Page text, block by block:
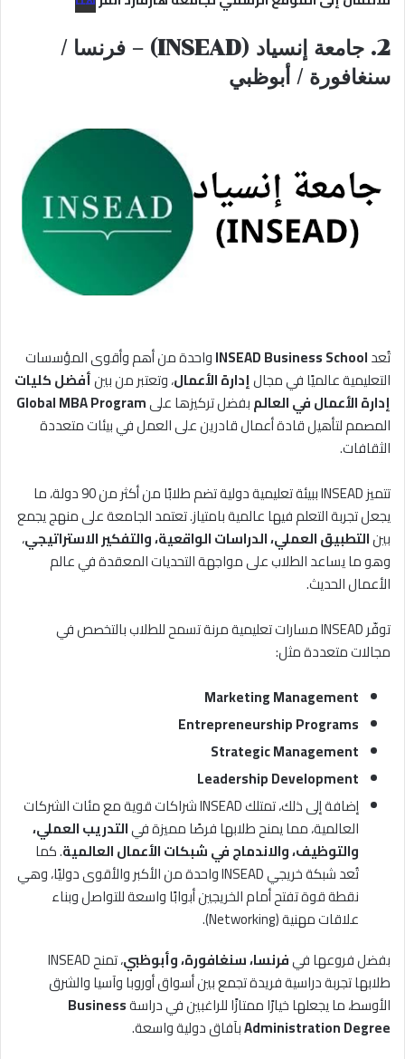
2. جامعة إنسياد (INSEAD) – فرنسا /
سنغافورة / أبوظبي
تُعدINSEAD Business Schoolواحدة من أهم وأقوى المؤسسات
التعليمية عالميًا في مجالإدارة الأعمال، وتعتبر من بينأفضل كليات
إدارة الأعمال في العالمبفضل تركيزها علىGlobal MBA Program
المصمم لتأهيل قادة أعمال قادرين على العمل في بيئات متعددة
الثقافات.
تتميز INSEAD ببيئة تعليمية دولية تضم طلابًا من أكثر من 90 دولة، ما
يجعل تجربة التعلم فيها عالمية بامتياز. تعتمد الجامعة على منهج يجمع
بينالتطبيق العملي، الدراسات الواقعية، والتفكير الاستراتيجي،
وهو ما يساعد الطلاب على مواجهة التحديات المعقدة في عالم
الأعمال الحديث.
توفّر INSEAD مسارات تعليمية مرنة تسمح للطلاب بالتخصص في
مجالات متعددة مثل:
Marketing Management
Entrepreneurship Programs
Strategic Management
Leadership Development
إضافة إلى ذلك، تمتلك INSEAD شراكات قوية مع مئات الشركات
العالمية، مما يمنح طلابها فرصًا مميزة فيالتدريب العملي،
والتوظيف، والاندماج في شبكات الأعمال العالمية. كما
تُعد شبكة خريجي INSEAD واحدة من الأكبر والأقوى دوليًا، وهي
نقطة قوة تفتح أمام الخريجين أبوابًا واسعة للتواصل وبناء
علاقات مهنية (Networking).
بفضل فروعها فيفرنسا، سنغافورة، وأبوظبي
، تمنح INSEAD
طلابها تجربة دراسية فريدة تجمع بين أسواق أوروبا وآسيا والشرق
الأوسط، ما يجعلها خيارًا ممتازًا للراغبين في دراسةBusiness
Administration Degreeبآفاق دولية واسعة.